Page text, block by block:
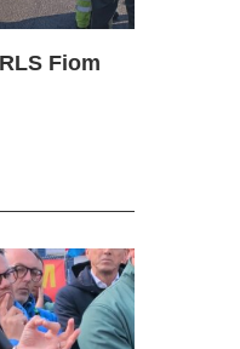
Fiom